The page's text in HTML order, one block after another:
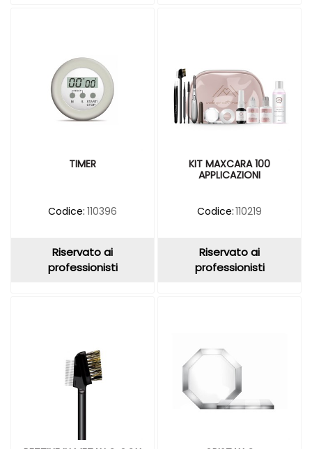
TIMER
Codice: 110396
Riservato ai
professionisti
KIT MAXCARA 100
APPLICAZIONI
Codice:110219
Riservato ai
professionisti